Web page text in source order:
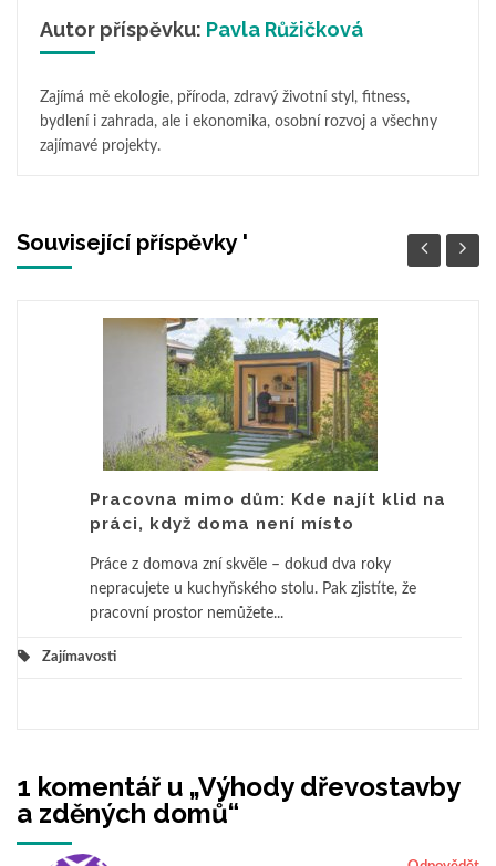
Autor příspěvku: Pavla Růžičková
Zajímá mě ekologie, příroda, zdravý životní styl, fitness,
bydlení i zahrada, ale i ekonomika, osobní rozvoj a všechny
zajímavé projekty.
Související příspěvky '
Pracovna mimo dům: Kde najít klid na
práci, když doma není místo
Práce z domova zní skvěle – dokud dva roky
nepracujete u kuchyňského stolu. Pak zjistíte, že
pracovní prostor nemůžete...
Zajímavosti
1 komentář u „Výhody dřevostavby
a zděných domů“